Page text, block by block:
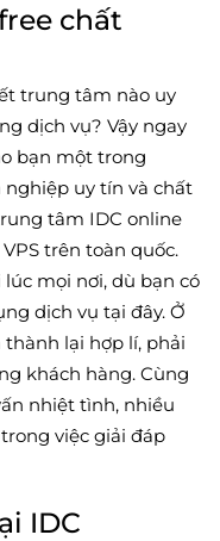
chất
trung tâm nào uy
dịch vụ? Vậy ngay
bạn một trong
uy tín và chất
tâm IDC online
trên toàn quốc.
mọi nơi, dù bạn có
dịch vụ tại đây. Ở
thành lại hợp lí, phải
khách hàng. Cùng
nhiệt tình, nhiều
việc giải đáp
IDC